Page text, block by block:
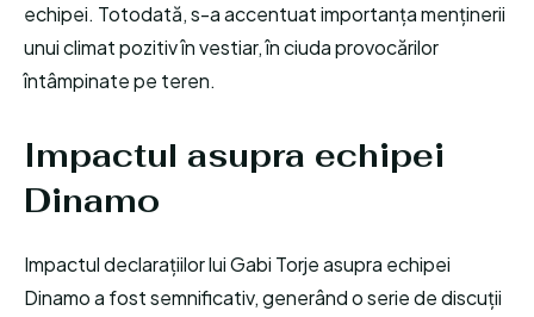
echipei. Totodată, s-a accentuat importanța menținerii
unui climat pozitiv în vestiar, în ciuda provocărilor
întâmpinate pe teren.
Impactul asupra echipei
Dinamo
Impactul declarațiilor lui Gabi Torje asupra echipei
Dinamo a fost semnificativ, generând o serie de discuții